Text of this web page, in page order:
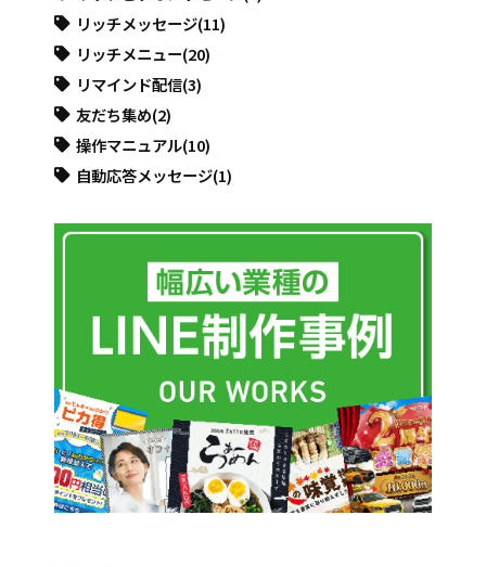
リッチメッセージ(11)
リッチメニュー(20)
リマインド配信(3)
友だち集め(2)
操作マニュアル(10)
自動応答メッセージ(1)